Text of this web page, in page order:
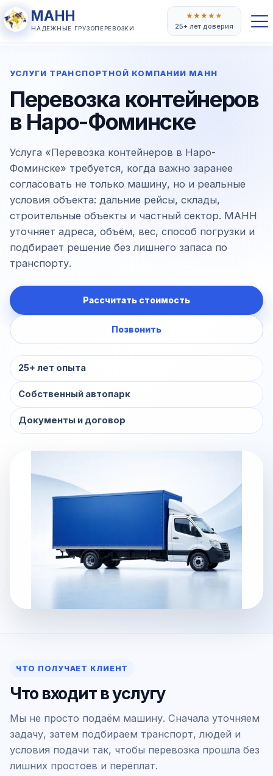
МАНН
НАДЁЖНЫЕ ГРУЗОПЕРЕВОЗКИ
★★★★★
25+ лет доверия
УСЛУГИ ТРАНСПОРТНОЙ КОМПАНИИ МАНН
Перевозка контейнеров
в Наро-Фоминске
Услуга «Перевозка контейнеров в Наро-
Фоминске» требуется, когда важно заранее
согласовать не только машину, но и реальные
условия объекта: дальние рейсы, склады,
строительные объекты и частный сектор. МАНН
уточняет адреса, объём, вес, способ погрузки и
подбирает решение без лишнего запаса по
транспорту.
Рассчитать стоимость
Позвонить
25+ лет опыта
Собственный автопарк
Документы и договор
ЧТО ПОЛУЧАЕТ КЛИЕНТ
Что входит в услугу
Мы не просто подаём машину. Сначала уточняем
задачу, затем подбираем транспорт, людей и
условия подачи так, чтобы перевозка прошла без
лишних простоев и переплат.